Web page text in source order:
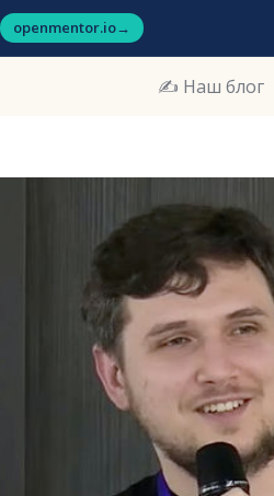
openmentor.io→
✍️ Наш блог